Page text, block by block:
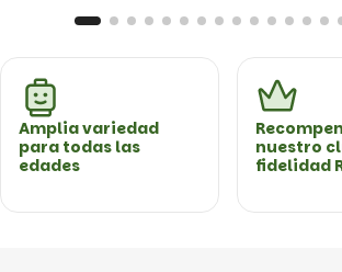
Amplia variedad
para todas las
edades
nuestro
fidelidad